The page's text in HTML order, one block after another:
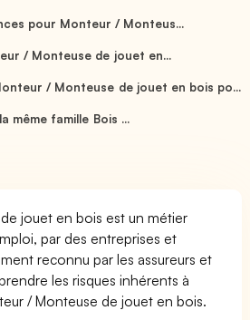
pour Monteur / Monteus...
/ Monteuse de jouet en...
/ Monteuse de jouet en bois po...
même famille Bois ...
jouet en bois est un métier
par des entreprises et
reconnu par les assureurs et
les risques inhérents à
/ Monteuse de jouet en bois.